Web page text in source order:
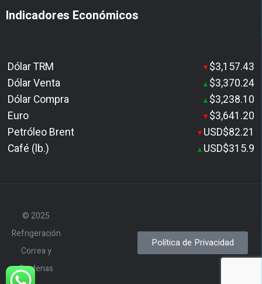
Indicadores Económicos
Dólar TRM ▼ $3,157.43
Dólar Venta
▲ $3,370.24
Dólar Compra
▲ $3,238.10
Euro
▼ $3,641.20
Petróleo Brent
▼ USD$82.21
Café (lb.)
▲ USD$315.9
© 2025
Refrigeración
Correa y
Cardenas
Política de Privacidad